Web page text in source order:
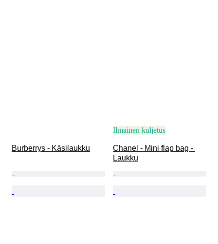
Burberrys - Käsilaukku
Ilmainen kuljetus
Chanel - Mini flap bag -
Laukku